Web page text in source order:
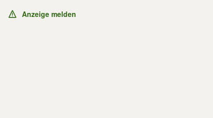
Anzeige melden